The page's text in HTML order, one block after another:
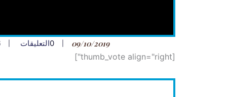
09/10/2019
0التعليقات
[thumb_vote align="right"]